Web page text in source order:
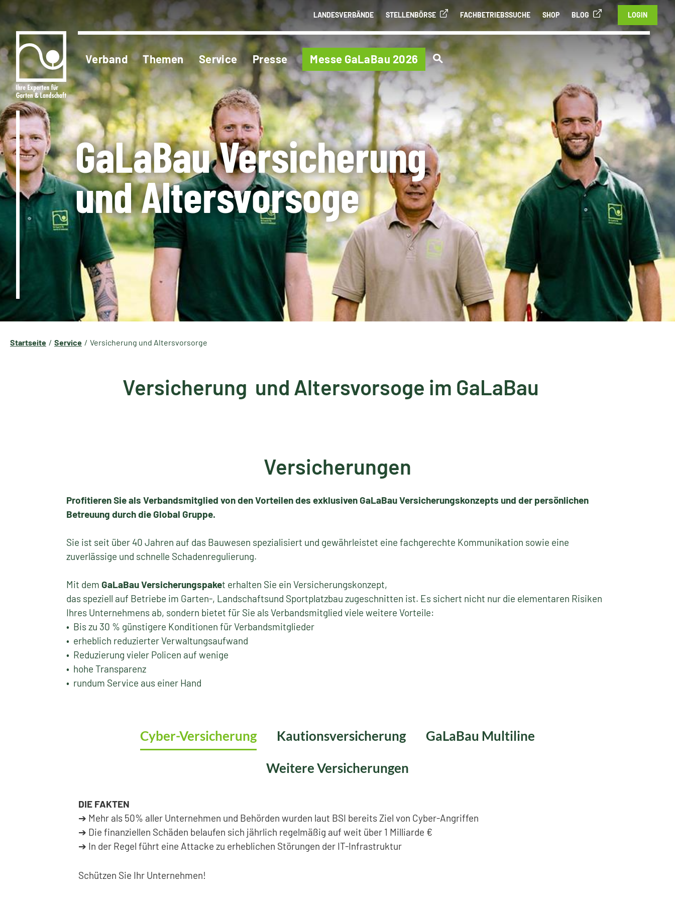
LANDESVERBÄNDE STELLENBÖRSE FACHBETRIEBSSUCHE SHOP BLOG LOGIN
Verband Themen Service Presse Messe GaLaBau 2026
GaLaBau Versicherung
und Altersvorsoge
Startseite Service Versicherung und Altersvorsorge
Versicherung und Altersvorsoge im GaLaBau
Versicherungen
Profitieren Sie als Verbandsmitglied von den Vorteilen des exklusiven GaLaBau Versicherungskonzepts und der persönlichen
Betreuung durch die Global Gruppe.
Sie ist seit über 40 Jahren auf das Bauwesen spezialisiert und gewährleistet eine fachgerechte Kommunikation sowie eine
zuverlässige und schnelle Schadenregulierung.
Mit dem GaLaBau Versicherungspaket erhalten Sie ein Versicherungskonzept,
das speziell auf Betriebe im Garten-, Landschaftsund Sportplatzbau zugeschnitten ist. Es sichert nicht nur die elementaren Risiken
Ihres Unternehmens ab, sondern bietet für Sie als Verbandsmitglied viele weitere Vorteile:
• Bis zu 30 % günstigere Konditionen für Verbandsmitglieder
• erheblich reduzierter Verwaltungsaufwand
• Reduzierung vieler Policen auf wenige
• hohe Transparenz
• rundum Service aus einer Hand
Cyber-Versicherung Kautionsversicherung
GaLaBau Multiline
Weitere Versicherungen
DIE FAKTEN
➔ Mehr als 50% aller Unternehmen und Behörden wurden laut BSI bereits Ziel von Cyber-Angriffen
➔ Die finanziellen Schäden belaufen sich jährlich regelmäßig auf weit über 1 Milliarde €
➔ In der Regel führt eine Attacke zu erheblichen Störungen der IT-Infrastruktur
Schützen Sie Ihr Unternehmen!